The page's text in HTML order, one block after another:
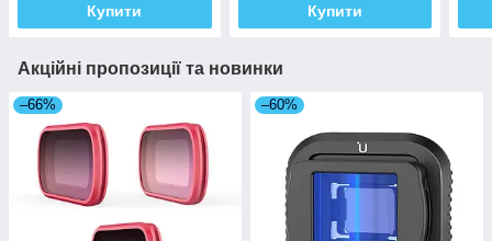
Купити Купити
Акційні пропозиції та новинки
–66% –60%